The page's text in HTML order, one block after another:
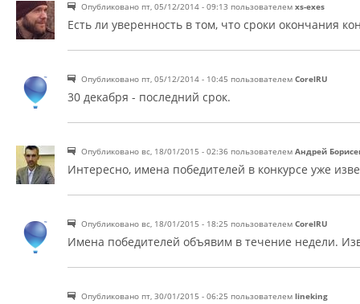
Постоянная ссылка (Permalink)
Опубликовано пт, 05/12/2014 - 09:13 пользователем xs-exes
Есть ли уверенность в том, что сроки окончания
Постоянная ссылка (Permalink)
Опубликовано пт, 05/12/2014 - 10:45 пользователем CorelRU
30 декабря - последний срок.
Постоянная ссылка (Permalink)
Опубликовано вс, 18/01/2015 - 02:36 пользователем Андрей
Интересно, имена победителей в конкурсе уже
Постоянная ссылка (Permalink)
Опубликовано вс, 18/01/2015 - 18:25 пользователем CorelRU
Имена победителей объявим в течение недели.
Постоянная ссылка (Permalink)
Опубликовано пт, 30/01/2015 - 06:25 пользователем lineking